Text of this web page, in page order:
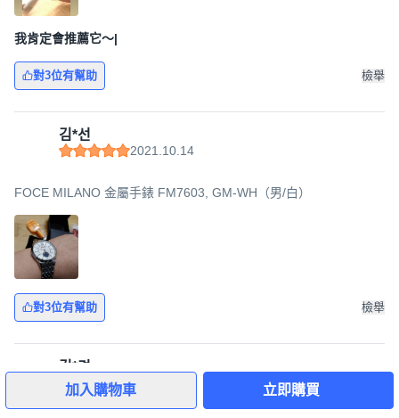
加入購物車 立即購買
我肯定會推薦它〜|
對3位有幫助 檢舉
김*선
2021.10.14
FOCE MILANO 金屬手錶 FM7603, GM-WH（男/白）
對3位有幫助 檢舉
김*경
2023.01.14